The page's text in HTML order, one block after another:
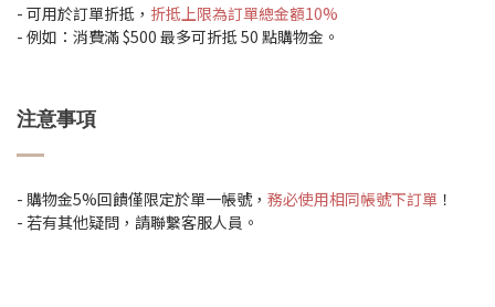
- 可用於訂單折抵， 折抵上限為訂單總金額10%
- 例如：消費滿 $500 最多可折抵 50 點購物金。
注意事項
- 購物金5%回饋僅限定於單一帳號， 務必使用相同帳號下訂單 ！
- 若有其他疑問，請聯繫客服人員。